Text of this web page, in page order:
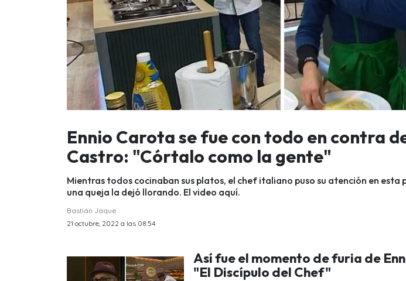
Ennio Carota se fue con todo en contra
Castro: "Córtalo como la gente"
Mientras todos cocinaban sus platos, el chef italiano puso su atención en
una queja la dejó llorando. El video aquí.
Bastián Jaque
21 octubre, 2022 a las 08:54
Así fue el momento de furia de
"El Discípulo del Chef"